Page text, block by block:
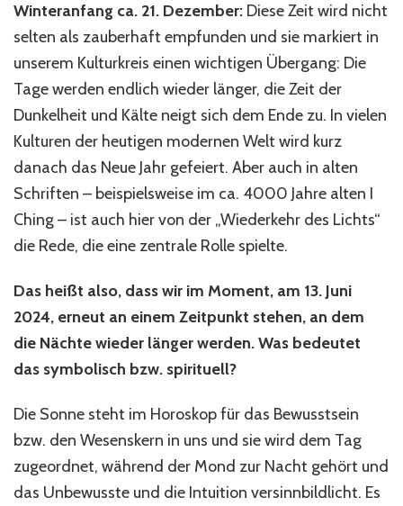
Winteranfang ca. 21. Dezember: Diese Zeit wird nicht
selten als zauberhaft empfunden und sie markiert in
unserem Kulturkreis einen wichtigen Übergang: Die
Tage werden endlich wieder länger, die Zeit der
Dunkelheit und Kälte neigt sich dem Ende zu. In vielen
Kulturen der heutigen modernen Welt wird kurz
danach das Neue Jahr gefeiert. Aber auch in alten
Schriften – beispielsweise im ca. 4000 Jahre alten I
Ching – ist auch hier von der „Wiederkehr des Lichts“
die Rede, die eine zentrale Rolle spielte.
Das heißt also, dass wir im Moment, am 13. Juni
2024, erneut an einem Zeitpunkt stehen, an dem
die Nächte wieder länger werden. Was bedeutet
das symbolisch bzw. spirituell?
Die Sonne steht im Horoskop für das Bewusstsein
bzw. den Wesenskern in uns und sie wird dem Tag
zugeordnet, während der Mond zur Nacht gehört und
das Unbewusste und die Intuition versinnbildlicht. Es